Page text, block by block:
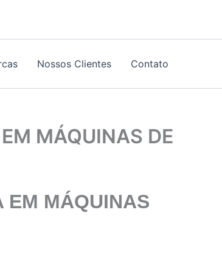
Nossos Clientes Contato
MÁQUINAS DE
EM MÁQUINAS